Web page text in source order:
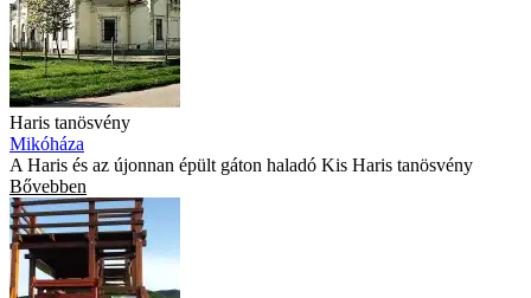
Haris tanösvény
Mikóháza
A Haris és az újonnan épült gáton haladó Kis Haris tanösvény
Bővebben